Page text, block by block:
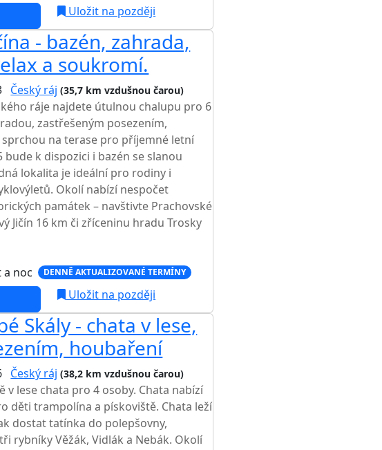
Uložit na později
- bazén, zahrada,
a soukromí.
Český ráj (35,7 km vzdušnou čarou)
ráje najdete útulnou chalupu pro 6
zastřešeným posezením,
na terase pro příjemné letní
bude k dispozici i bazén se slanou
lokalita je ideální pro rodiny i
Okolí nabízí nespočet
památek – navštivte Prachovské
Jičín 16 km či zříceninu hradu Trosky
a noc DENNĚ AKTUALIZOVANÉ TERMÍNY
Uložit na později
Skály - chata v lese,
houbaření
Český ráj (38,2 km vzdušnou čarou)
v lese chata pro 4 osoby. Chata nabízí
děti trampolína a pískoviště. Chata leží
dostat tatínka do polepšovny,
rybníky Věžák, Vidlák a Nebák. Okolí